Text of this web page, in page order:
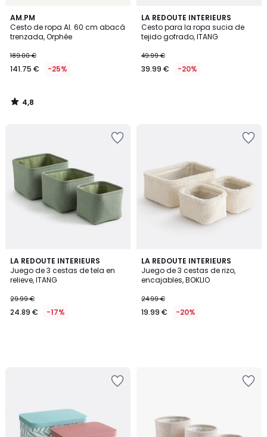
AM.PM
Cesto de ropa Al. 60 cm abacá
trenzada, Orphée
189.00 €
141.75 € -25%
4,8
/ 5
4,8
/
LA REDOUTE INTERIEURS
Cesto para la ropa sucia de
tejido gofrado, ITANG
49.99 €
39.99 € -20%
LA REDOUTE INTERIEURS
Juego de 3 cestas de tela en
relieve, ITANG
29.99 €
24.89 € -17%
LA REDOUTE INTERIEURS
Juego de 3 cestas de rizo,
encajables, BOKLIO
24.99 €
19.99 € -20%